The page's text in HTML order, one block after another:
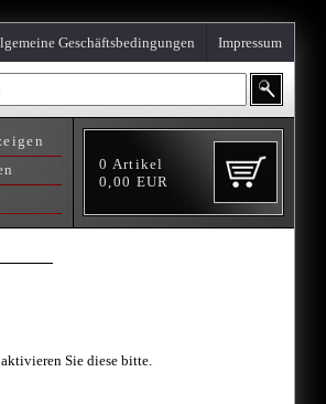
Impressum
Geschäftsbedingungen
0 Artikel
0,00 EUR
Sie diese bitte.